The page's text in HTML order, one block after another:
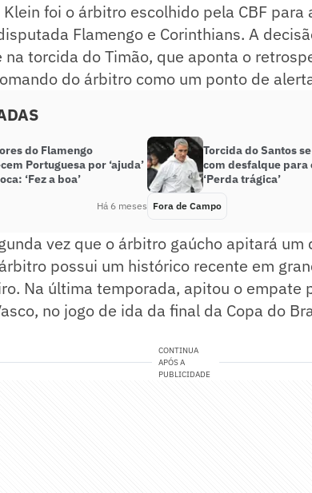
foi o árbitro escolhido pela CBF para
Flamengo e Corinthians. A
torcida do Timão, que aponta o
do árbitro como um ponto de
do Flamengo
Portuguesa por ‘ajuda’
‘Fez a boa’
Há 6 meses
Torcida do Santos
com desfalque para
‘Perda trágica’
Fora de Campo
vez que o árbitro gaúcho apitará um
possui um histórico recente em
Na última temporada, apitou o empate
no jogo de ida da final da Copa do
CONTINUA
APÓS A
PUBLICIDADE